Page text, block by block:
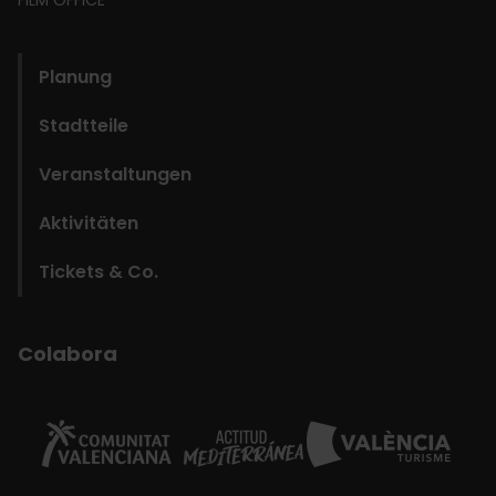
Planung
Stadtteile
Veranstaltungen
Aktivitäten
Tickets & Co.
Colabora